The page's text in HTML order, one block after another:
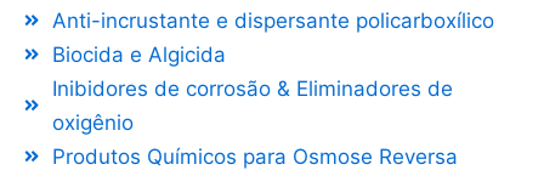
Anti-incrustante e dispersante policarboxílico
Biocida e Algicida
Inibidores de corrosão & Eliminadores de
oxigênio
Produtos Químicos para Osmose Reversa